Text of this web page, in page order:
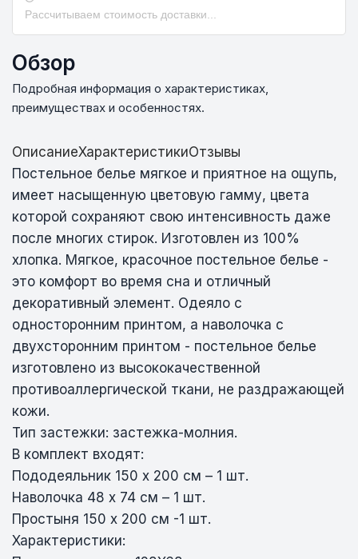
Рассчитываем стоимость доставки...
Обзор
Подробная информация о характеристиках,
преимуществах и особенностях.
ОписаниеХарактеристикиОтзывы
Постельное белье мягкое и приятное на ощупь,
имеет насыщенную цветовую гамму, цвета
которой сохраняют свою интенсивность даже
после многих стирок. Изготовлен из 100%
хлопка. Мягкое, красочное постельное белье -
это комфорт во время сна и отличный
декоративный элемент. Одеяло с
односторонним принтом, а наволочка с
двухсторонним принтом - постельное белье
изготовлено из высококачественной
противоаллергической ткани, не раздражающей
кожи.
Тип застежки: застежка-молния.
В комплект входят:
Пододеяльник 150 х 200 см – 1 шт.
Наволочка 48 х 74 см – 1 шт.
Простыня 150 х 200 см -1 шт.
Характеристики: